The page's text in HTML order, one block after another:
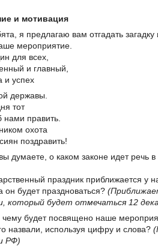
и мотивация
я предлагаю вам отгадать
мероприятие.
для всех,
и главный,
и успех
державы.
тот
нами править.
охота
поздравить!
думаете, о каком законе идет речь в
праздник приближается у
он будет праздноваться?
который будет отмечаться 12
чему будет посвящено наше
назвали, используя цифру и слова?
РФ)